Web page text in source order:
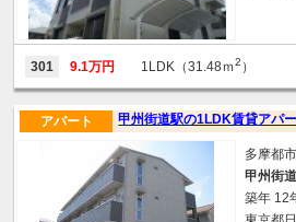
301 9.1万円 1LDK（31.48ｍ2 ）
甲州街道駅の1LDK賃貸アパ
アパート
多摩都
甲州街
築年 12